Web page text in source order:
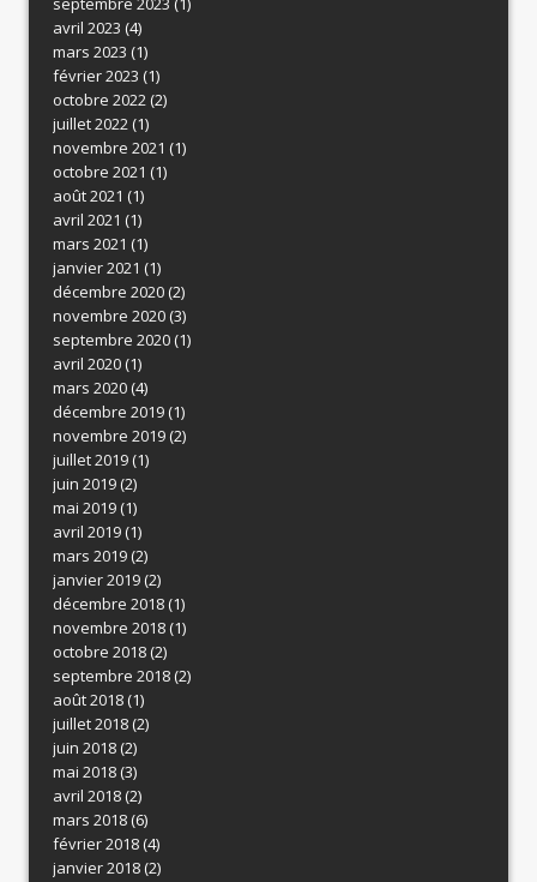
avril 2023 (4)
mars 2023 (1)
février 2023 (1)
octobre 2022(2)
juillet 2022(1)
novembre 2021 (1)
octobre 2021 (1)
août 2021 (1)
avril 2021 (1)
mars 2021 (1)
janvier 2021 (1)
décembre 2020(2)
novembre 2020(3)
septembre 2020(1)
avril 2020(1)
mars 2020(4)
décembre 2019(1)
novembre 2019(2)
juillet 2019(1)
juin 2019(2)
mai 2019(1)
avril 2019(1)
mars 2019(2)
janvier 2019(2)
décembre 2018(1)
novembre 2018(1)
octobre 2018(2)
septembre 2018(2)
août 2018(1)
juillet 2018(2)
juin 2018(2)
mai 2018(3)
avril 2018(2)
mars 2018(6)
février 2018(4)
janvier 2018(2)